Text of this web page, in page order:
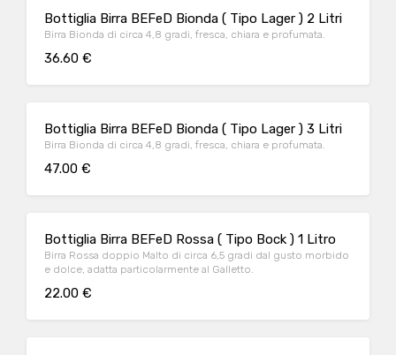
Bottiglia Birra BEFeD Bionda ( Tipo Lager ) 2 Litri
Birra Bionda di circa 4,8 gradi, fresca, chiara e profumata.
36.60 €
Bottiglia Birra BEFeD Bionda ( Tipo Lager ) 3 Litri
Birra Bionda di circa 4,8 gradi, fresca, chiara e profumata.
47.00 €
Bottiglia Birra BEFeD Rossa ( Tipo Bock ) 1 Litro
Birra Rossa doppio Malto di circa 6,5 gradi dal gusto morbido
e dolce, adatta particolarmente al Galletto.
22.00 €